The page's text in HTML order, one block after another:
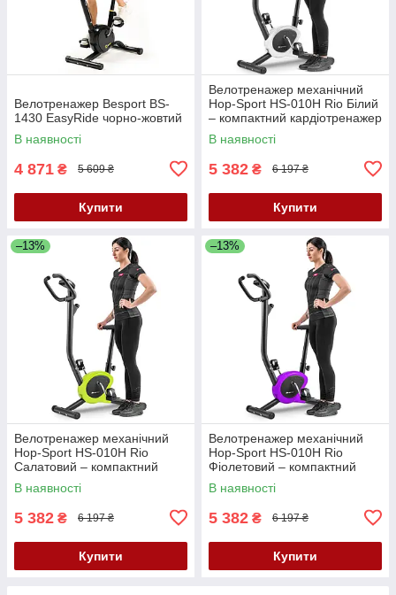
Велотренажер Besport BS-
1430 EasyRide чорно-жовтий
В наявності
4 871 ₴ 5 609 ₴
Купити
Велотренажер механічний
Hop-Sport HS-010H Rio Білий
– компактний кардіотренажер
до 120 кг
В наявності
5 382 ₴ 6 197 ₴
Купити
–13%
Велотренажер механічний
Hop-Sport HS-010H Rio
Салатовий – компактний
кардіотренажер до 120 кг
В наявності
5 382 ₴ 6 197 ₴
Купити
–13%
Велотренажер механічний
Hop-Sport HS-010H Rio
Фіолетовий – компактний
кардіотренажер до 120 кг
В наявності
5 382 ₴ 6 197 ₴
Купити